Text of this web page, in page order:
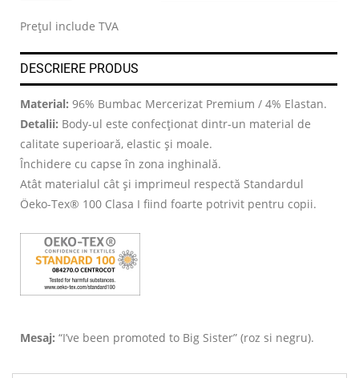
Prețul include TVA
DESCRIERE PRODUS
Material: 96% Bumbac Mercerizat Premium / 4% Elastan.
Detalii: Body-ul este confecționat dintr-un material de
calitate superioară, elastic și moale.
Închidere cu capse în zona inghinală.
Atât materialul cât și imprimeul respectă Standardul
Öeko-Tex® 100 Clasa I fiind foarte potrivit pentru copii.
Mesaj: “I’ve been promoted to Big Sister” (roz si negru).